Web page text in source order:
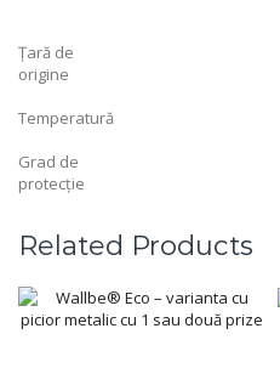
Țară de
origine
Temperatură
Grad de
protecție
Related Products